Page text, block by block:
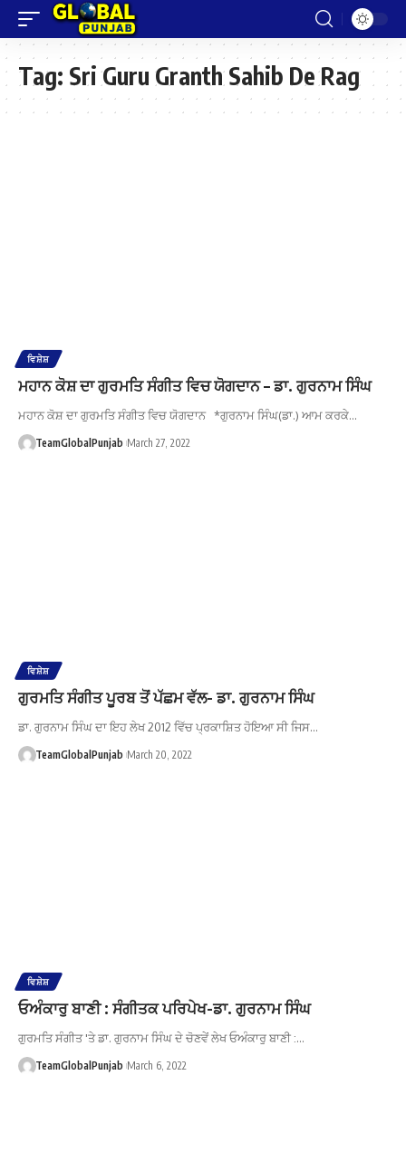
Tag: Sri Guru Granth Sahib De Rag
ਵਿਸ਼ੇਸ਼
ਮਹਾਨ ਕੋਸ਼ ਦਾ ਗੁਰਮਤਿ ਸੰਗੀਤ ਵਿਚ ਯੋਗਦਾਨ – ਡਾ. ਗੁਰਨਾਮ ਸਿੰਘ
ਮਹਾਨ ਕੋਸ਼ ਦਾ ਗੁਰਮਤਿ ਸੰਗੀਤ ਵਿਚ ਯੋਗਦਾਨ *ਗੁਰਨਾਮ ਸਿੰਘ(ਡਾ.) ਆਮ ਕਰਕੇ…
TeamGlobalPunjab March 27, 2022
ਵਿਸ਼ੇਸ਼
ਗੁਰਮਤਿ ਸੰਗੀਤ ਪੂਰਬ ਤੋਂ ਪੱਛਮ ਵੱਲ- ਡਾ. ਗੁਰਨਾਮ ਸਿੰਘ
ਡਾ. ਗੁਰਨਾਮ ਸਿੰਘ ਦਾ ਇਹ ਲੇਖ 2012 ਵਿੱਚ ਪ੍ਰਕਾਸ਼ਿਤ ਹੋਇਆ ਸੀ ਜਿਸ…
TeamGlobalPunjab March 20, 2022
ਵਿਸ਼ੇਸ਼
ਓਅੰਕਾਰੁ ਬਾਣੀ : ਸੰਗੀਤਕ ਪਰਿਪੇਖ-ਡਾ. ਗੁਰਨਾਮ ਸਿੰਘ
ਗੁਰਮਤਿ ਸੰਗੀਤ 'ਤੇ ਡਾ. ਗੁਰਨਾਮ ਸਿੰਘ ਦੇ ਚੋਣਵੇਂ ਲੇਖ ਓਅੰਕਾਰੁ ਬਾਣੀ :…
TeamGlobalPunjab March 6, 2022